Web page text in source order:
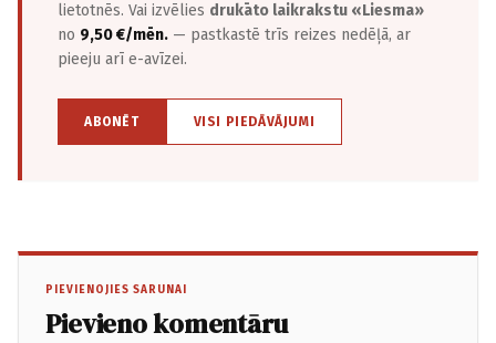
lietotnēs. Vai izvēlies drukāto laikrakstu «Liesma»
no 9,50 €/mēn. — pastkastē trīs reizes nedēļā, ar
pieeju arī e-avīzei.
ABONĒT VISI PIEDĀVĀJUMI
PIEVIENOJIES SARUNAI
Pievieno komentāru